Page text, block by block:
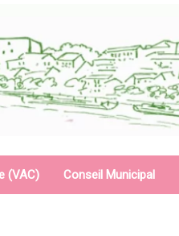
(VAC) Conseil Municipal